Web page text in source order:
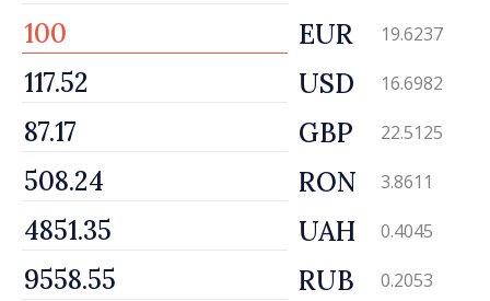
EUR 19.6237
USD 16.6982
GBP 22.5125
RON 3.8611
UAH 0.4045
RUB 0.2053